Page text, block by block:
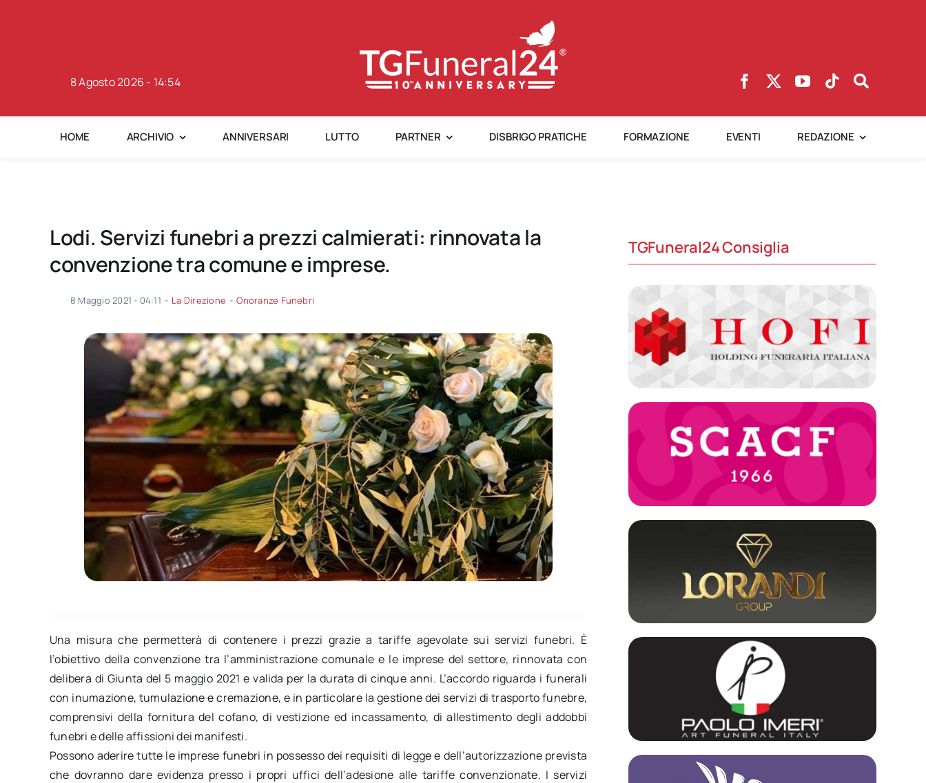
8 Agosto 2026 - 14:54
HOME ARCHIVIO ANNIVERSARI LUTTO PARTNER DISBRIGO PRATICHE FORMAZIONE EVENTI REDAZIONE
Lodi. Servizi funebri a prezzi calmierati: rinnovata la
convenzione tra comune e imprese.
8 Maggio 2021 - 04:11 - La Direzione - Onoranze Funebri
Una misura che permetterà di contenere i prezzi grazie a tariffe agevolate sui servizi funebri. È
l’obiettivo della convenzione tra l’amministrazione comunale e le imprese del settore, rinnovata con
delibera di Giunta del 5 maggio 2021 e valida per la durata di cinque anni. L’accordo riguarda i funerali
con inumazione, tumulazione e cremazione, e in particolare la gestione dei servizi di trasporto funebre,
comprensivi della fornitura del cofano, di vestizione ed incassamento, di allestimento degli addobbi
funebri e delle affissioni dei manifesti.
Possono aderire tutte le imprese funebri in possesso dei requisiti di legge e dell’autorizzazione prevista
che dovranno dare evidenza presso i propri uffici dell’adesione alle tariffe convenzionate. I servizi
TGFuneral24 Consiglia